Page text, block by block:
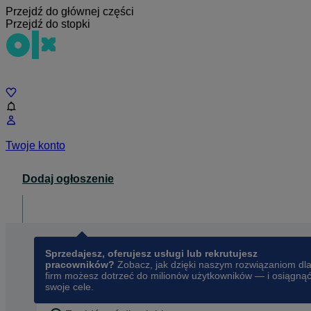
Przejdź do głównej części
Przejdź do stopki
Twoje konto
Dodaj ogłoszenie
Sprzedajesz, oferujesz usługi lub rekrutujesz
pracowników? Zobacz, jak dzięki naszym rozwiązaniom dla
firm możesz dotrzeć do milionów użytkowników — i osiągnąć
swoje cele.